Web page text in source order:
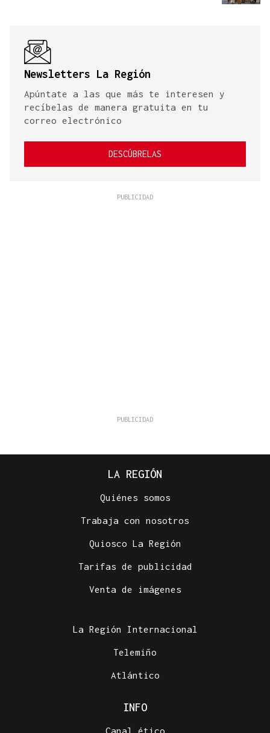
Newsletters La Región
Apúntate a las que más te interesen y
recíbelas de manera gratuita en tu
correo electrónico
DESCÚBRELAS
LA REGIÓN
Quiénes somos
Trabaja con nosotros
Quiosco La Región
Tarifas de publicidad
Venta de imágenes
La Región Internacional
Telemiño
Atlántico
INFO
Canal ético